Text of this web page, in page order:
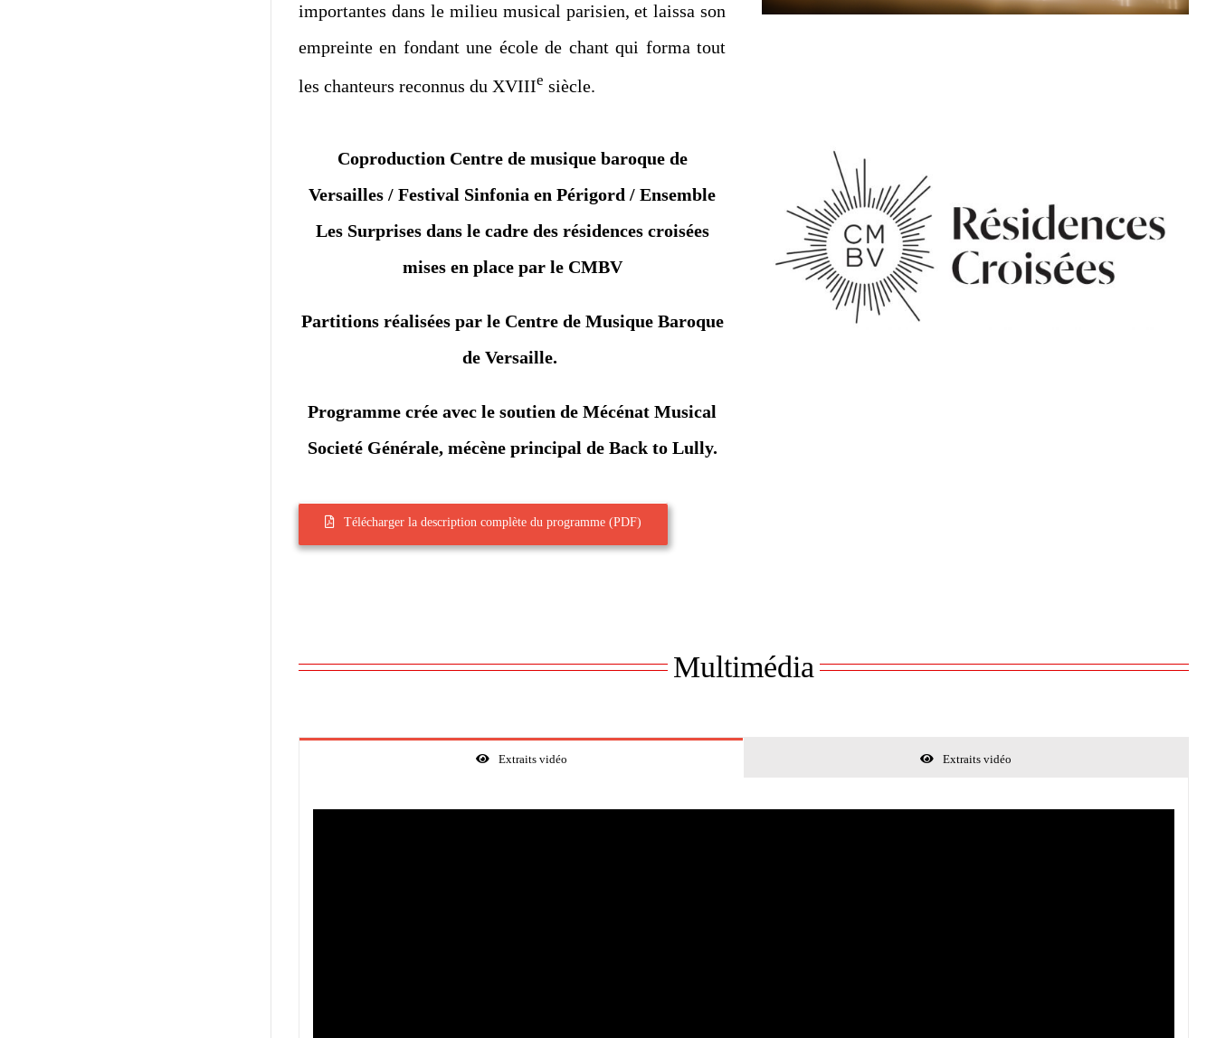
importantes dans le milieu musical parisien, et laissa son
empreinte en fondant une école de chant qui forma tout
les chanteurs reconnus du XVIIIe siècle.
Coproduction Centre de musique baroque de
Versailles /Festival Sinfonia en Périgord / Ensemble
Les Surprises dans le cadre des résidences croisées
mises en place par le CMBV
Partitions réalisées par le Centre de Musique Baroque
de Versaille.
Programme crée avec le soutien deMécénat Musical
Societé Générale, mécène principal de Back to Lully.
Télécharger la description complète du programme (PDF)
Multimédia
Extraits vidéo Extraits vidéo